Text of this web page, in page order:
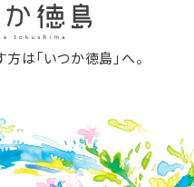
は「いつか徳島」へ。